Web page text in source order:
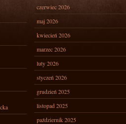
czerwiec 2026
maj 2026
kwiecień 2026
marzec 2026
luty 2026
styczeń 2026
grudzień 2025
listopad 2025
październik 2025